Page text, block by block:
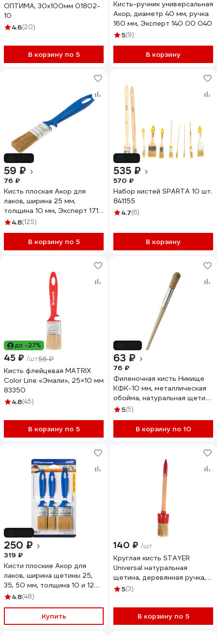
ОПТИМА, 30х100мм 01802-
10
4.6(20)
В корзину по 5
Кисть-ручник универсальная
Акор, диаметр 40 мм, ручка
160 мм, Эксперт 140 00 040
5(9)
В корзину
59 ₽
76 ₽
Кисть плоская Акор для
лаков, ширина 25 мм,
толщина 10 мм, Эксперт 171
10 025
4.8(125)
В корзину по 5
535 ₽
570 ₽
Набор кистей SPARTA 10 шт.
841155
4.7(6)
В корзину
до -27%
45 ₽ /шт56 ₽
Кисть флейцевая MATRIX
Color Line «Эмали», 25×10 мм
83350
4.8(45)
В корзину по 5
63 ₽
76 ₽
Филеночная кисть Никище
КФК-10 мм, металлическая
обойма, натуральная щетина
02.01.07
5(5)
В корзину по 10
250 ₽
319 ₽
Кисти плоские Акор для
лаков, ширина щетины 25,
35, 50 мм, толщина 10 и 12
мм, 3 шт., Эксперт 171 25
4.8(48)
Купить
140 ₽ /шт
Круглая кисть STAYER
Universal натуральная
щетина, деревянная ручка,
40мм 0141-40
5(3)
В корзину по 5